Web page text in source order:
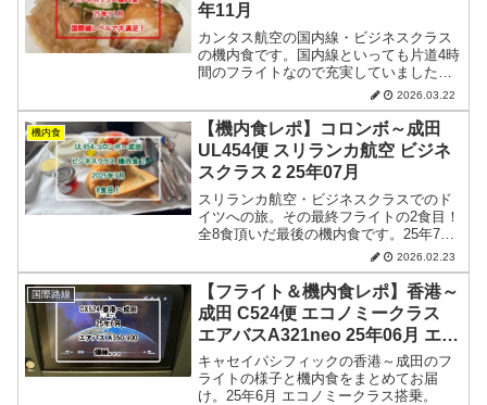
年11月
カンタス航空の国内線・ビジネスクラス
の機内食です。国内線といっても片道4時
間のフライトなので充実していました。
2026.03.22
機内食
【機内食レポ】コロンボ～成田
UL454便 スリランカ航空 ビジネ
スクラス 2 25年07月
スリランカ航空・ビジネスクラスでのド
イツへの旅。その最終フライトの2食目！
全8食頂いだ最後の機内食です。25年7
2026.02.23
国際路線
【フライト＆機内食レポ】香港～
成田 C524便 エコノミークラス
エアバスA321neo 25年06月 エア
バスA350-900
キャセイパシフィックの香港～成田のフ
ライトの様子と機内食をまとめてお届
け。25年6月 エコノミークラス搭乗。